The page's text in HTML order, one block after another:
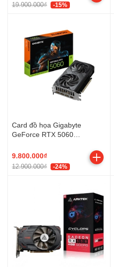
19.900.000₫ -15%
Card đồ họa Gigabyte
GeForce RTX 5060
GDDR7 (N5060WF2MAX OC-
8GD)
9.800.000₫
12.900.000₫ -24%